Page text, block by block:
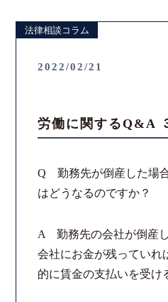
ご相談の流れ
解決事例
法律相談コラム
2022/02/21
労働に関するQ&A
Q 勤務先が倒産した場
はどうなるのですか？
A 勤務先の会社が倒産し
会社にお金が残っていれ
的に賃金の支払いを受け